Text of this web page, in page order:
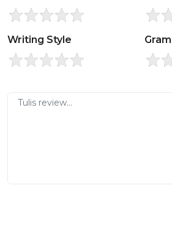
Writing Style